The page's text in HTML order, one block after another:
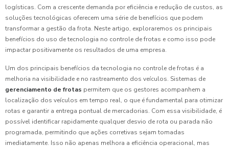
logísticas. Com a crescente demanda por eficiência e redução de custos, as
soluções tecnológicas oferecem uma série de benefícios que podem
transformar a gestão da frota. Neste artigo, exploraremos os principais
benefícios do uso de tecnologia no controle de frotas e como isso pode
impactar positivamente os resultados de uma empresa.
Um dos principais benefícios da tecnologia no controle de frotas é a
melhoria na visibilidade e no rastreamento dos veículos. Sistemas de
gerenciamento de frotas permitem que os gestores acompanhem a
localização dos veículos em tempo real, o que é fundamental para otimizar
rotas e garantir a entrega pontual de mercadorias. Com essa visibilidade, é
possível identificar rapidamente qualquer desvio de rota ou parada não
programada, permitindo que ações corretivas sejam tomadas
imediatamente. Isso não apenas melhora a eficiência operacional, mas